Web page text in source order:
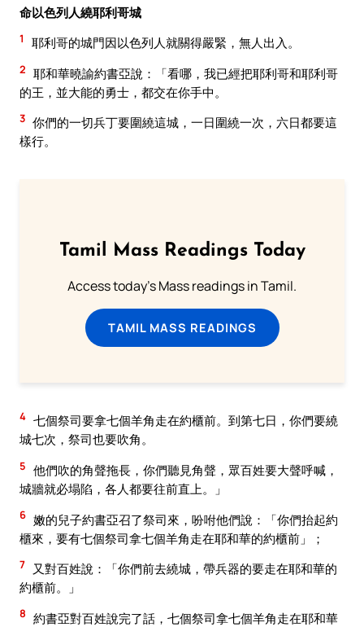
命以色列人繞耶利哥城
1 耶利哥的城門因以色列人就關得嚴緊，無人出入。
2 耶和華曉諭約書亞說：「看哪，我已經把耶利哥和耶利哥
的王，並大能的勇士，都交在你手中。
3 你們的一切兵丁要圍繞這城，一日圍繞一次，六日都要這
樣行。
Tamil Mass Readings Today
Access today's Mass readings in Tamil.
TAMIL MASS READINGS
4 七個祭司要拿七個羊角走在約櫃前。到第七日，你們要繞
城七次，祭司也要吹角。
5 他們吹的角聲拖長，你們聽見角聲，眾百姓要大聲呼喊，
城牆就必塌陷，各人都要往前直上。」
6 嫩的兒子約書亞召了祭司來，吩咐他們說：「你們抬起約
櫃來，要有七個祭司拿七個羊角走在耶和華的約櫃前」；
7
又對百姓說：「你們前去繞城，帶兵器的要走在耶和華的
約櫃前。」
8 約書亞對百姓說完了話，七個祭司拿七個羊角走在耶和華